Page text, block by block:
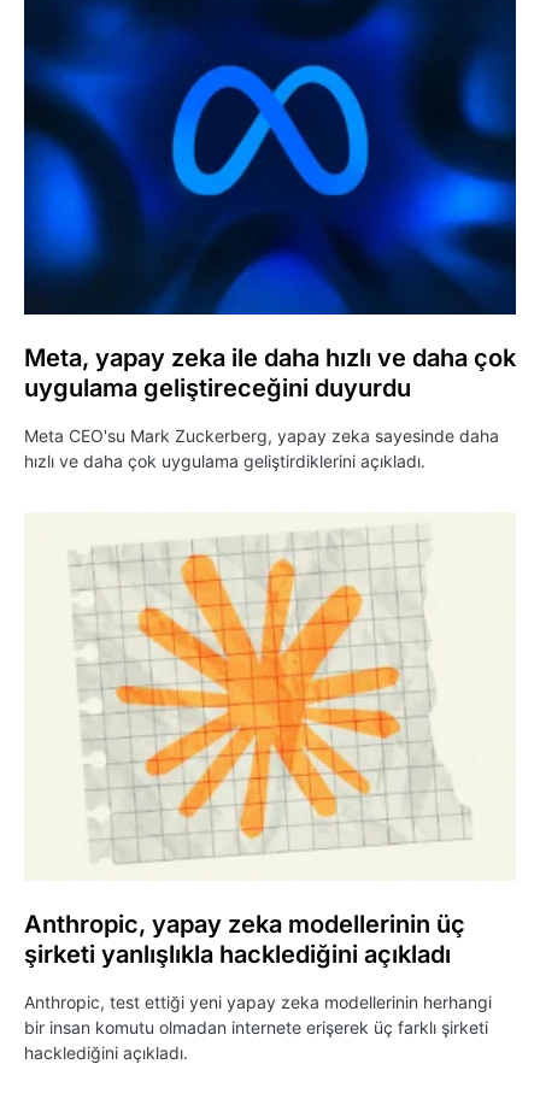
Meta, yapay zeka ile daha hızlı ve daha çok
uygulama geliştireceğini duyurdu
Meta CEO'su Mark Zuckerberg, yapay zeka sayesinde daha
hızlı ve daha çok uygulama geliştirdiklerini açıkladı.
Anthropic, yapay zeka modellerinin üç
şirketi yanlışlıkla hacklediğini açıkladı
Anthropic, test ettiği yeni yapay zeka modellerinin herhangi
bir insan komutu olmadan internete erişerek üç farklı şirketi
hacklediğini açıkladı.